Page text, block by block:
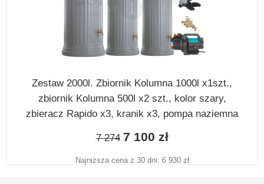
Zestaw 2000l. Zbiornik Kolumna 1000l x1szt.,
zbiornik Kolumna 500l x2 szt., kolor szary,
zbieracz Rapido x3, kranik x3, pompa naziemna
7 274 7 100 zł
Najniższa cena z 30 dni: 6 930 zł